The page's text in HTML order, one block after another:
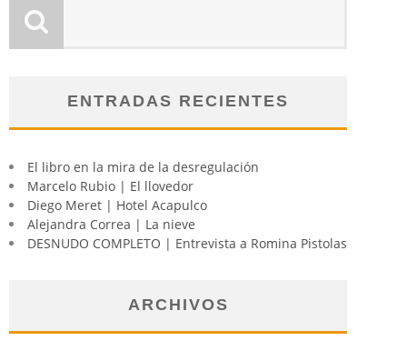
ENTRADAS RECIENTES
El libro en la mira de la desregulación
Marcelo Rubio | El llovedor
Diego Meret | Hotel Acapulco
Alejandra Correa | La nieve
DESNUDO COMPLETO | Entrevista a Romina Pistolas
ARCHIVOS